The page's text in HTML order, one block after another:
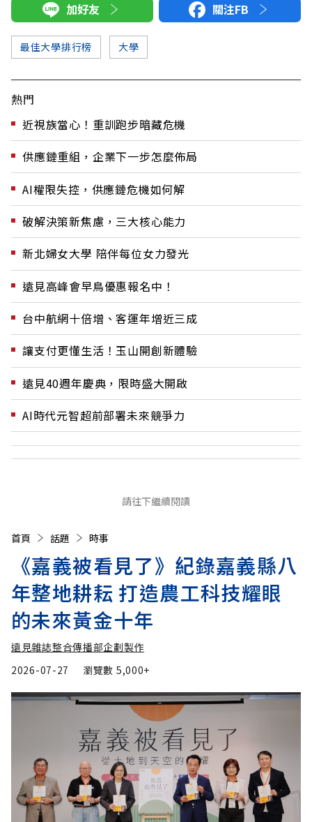
加好友 關注FB
最佳大學排行榜 大學
熱門
近視族當心！重訓跑步暗藏危機
供應鏈重組，企業下一步怎麼佈局
AI權限失控，供應鏈危機如何解
破解決策新焦慮，三大核心能力
新北婦女大學 陪伴每位女力發光
遠見高峰會早鳥優惠報名中！
台中航網十倍增、客運年增近三成
讓支付更懂生活！玉山開創新體驗
遠見40週年慶典，限時盛大開啟
AI時代元智超前部署未來競爭力
請往下繼續閱讀
首頁 話題 時事
《嘉義被看見了》紀錄嘉義縣八
年整地耕耘 打造農工科技耀眼
的未來黃金十年
遠見雜誌整合傳播部企劃製作
2026-07-27
瀏覽數 5,000+